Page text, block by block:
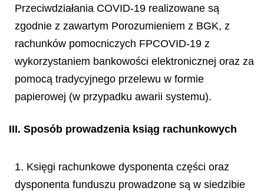
Przeciwdziałania COVID-19 realizowane są
zgodnie z zawartym Porozumieniem z BGK, z
rachunków pomocniczych FPCOVID-19 z
wykorzystaniem bankowości elektronicznej oraz za
pomocą tradycyjnego przelewu w formie
papierowej (w przypadku awarii systemu).
III. Sposób prowadzenia ksiąg rachunkowych
1. Księgi rachunkowe dysponenta części oraz
dysponenta funduszu prowadzone są w siedzibie